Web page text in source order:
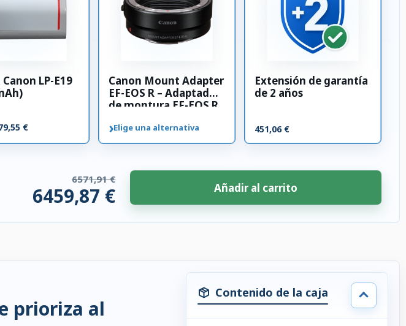
LP-E19
€
Canon Mount Adapter
EF-EOS R – Adaptador
de montura EF-EOS R
›Elige una alternativa
Extensión de garantía
de 2 años
451,06 €
6571,91 €
6459,87 € Añadir al carrito
prioriza al
Contenido de la caja